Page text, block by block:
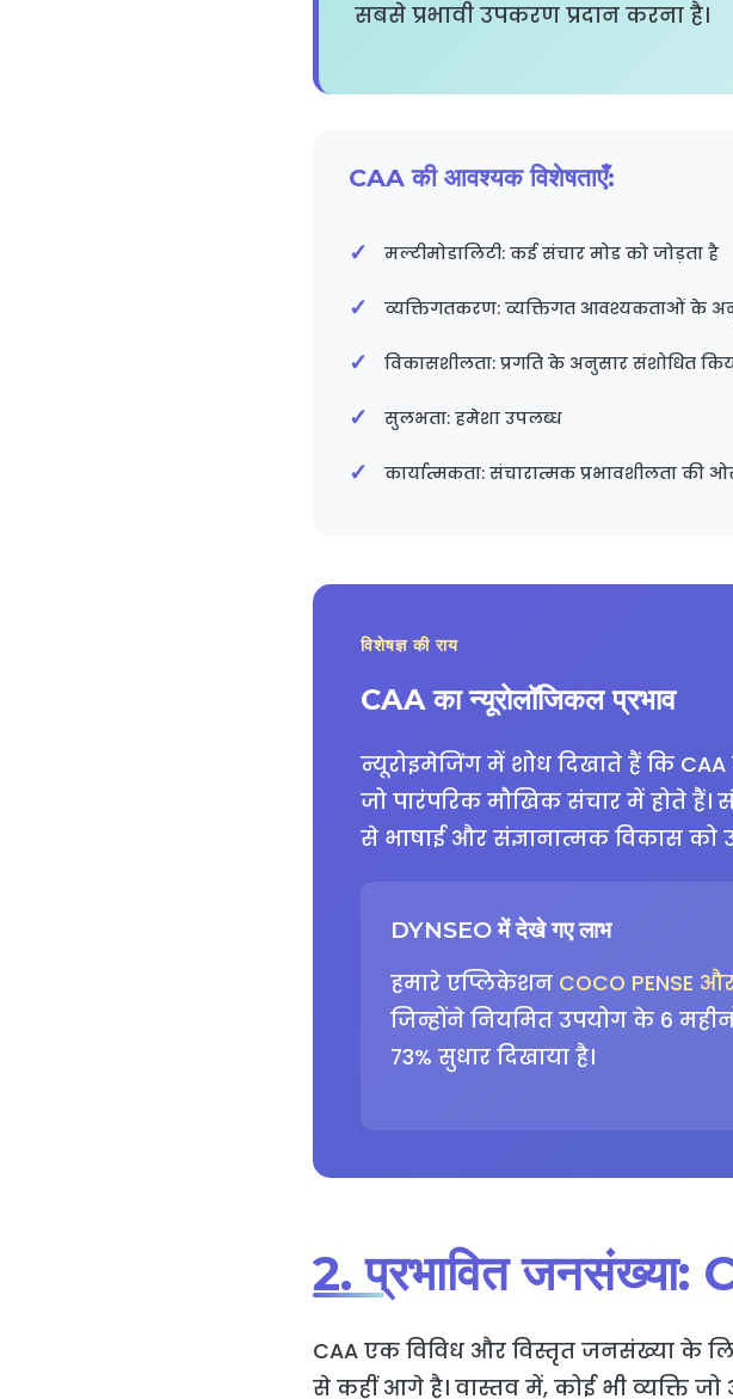
सबसे प्रभावी उपकरण प्रदान करना है।
CAA की आवश्यक विशेषताएँ:
मल्टीमोडालिटी: कई संचार मोड को जोड़ता है
व्यक्तिगतकरण: व्यक्तिगत आवश्यकताओं के
विकासशीलता: प्रगति के अनुसार संशोधित
सुलभता: हमेशा उपलब्ध
कार्यात्मकता: संचारात्मक प्रभावशीलता की
विशेषज्ञ की राय
CAA का न्यूरोलॉजिकल प्रभाव
न्यूरोइमेजिंग में शोध दिखाते हैं कि
जो पारंपरिक मौखिक संचार में होते हैं।
से भाषाई और संज्ञानात्मक विकास को
DYNSEO में देखे गए लाभ
हमारे एप्लिकेशन COCO PENSE
जिन्होंने नियमित उपयोग के 6
73% सुधार दिखाया है।
2. प्रभावित जनसंख्या:
CAA एक विविध और विस्तृत जनसंख्या के
से कहीं आगे है। वास्तव में, कोई भी व्यक्ति